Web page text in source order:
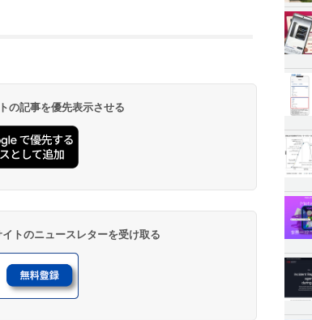
の記事を優先表示させる
トのニュースレターを受け取る